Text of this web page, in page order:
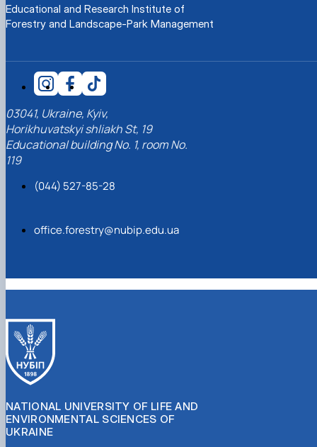
СОРОКА Олександр Григорович
03.07.2023 р.), випускник 2019 року.
- 20.05.2022 р.), випускник 1999 року.
- 28.12.2023 р.), студент 2 курсу з…
(02.05.1981 - 02.02.2025 р.), випускник 2003 р…
ШЕВЧЕНКО Володимир В’ячеславович
(30.06.1965 - 03.2022 р.), випускник 1992 року.
ЯРЕМА Микола Юрійович (13.12.1973 -
Educational and Research Institute of
Forestry and Landscape-Park Management
03041, Ukraine, Kyiv,
Horikhuvatskyi shliakh St, 19
Educational building No. 1, room No.
119
(044) 527-85-28
office.forestry@nubip.edu.ua
NATIONAL UNIVERSITY OF LIFE AND
ENVIRONMENTAL SCIENCES OF
UKRAINE